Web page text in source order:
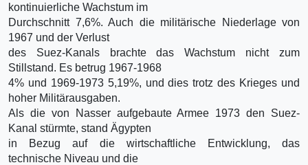
kontinuierliche Wachstum im
Durchschnitt 7,6%. Auch die militärische Niederlage von
1967 und der Verlust
des Suez-Kanals brachte das Wachstum nicht zum
Stillstand. Es betrug 1967-1968
4% und 1969-1973 5,19%, und dies trotz des Krieges und
hoher Militärausgaben.
Als die von Nasser aufgebaute Armee 1973 den Suez-
Kanal stürmte, stand Ägypten
in Bezug auf die wirtschaftliche Entwicklung, das
technische Niveau und die